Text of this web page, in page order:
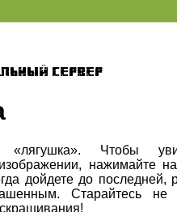
сервер
«лягушка». Чтобы
нажимайте
дойдете до последней,
Старайтесь не